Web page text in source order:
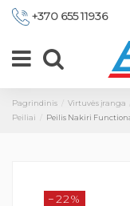
+370 655 11936
Pagrindinis Virtuvės įranga
Peiliai
Peilis Nakiri
−22%